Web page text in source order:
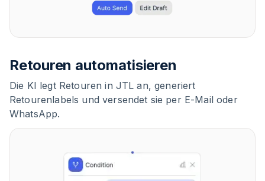
Retouren automatisieren
Die KI legt Retouren in JTL an, generiert
Retourenlabels und versendet sie per E-Mail oder
WhatsApp.